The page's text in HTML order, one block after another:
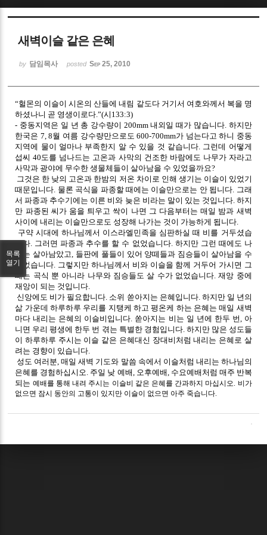
새벽이슬 같은 은혜
by 담임목사 posted Sep 25, 2010
“헐몬의 이슬이 시온의 산들에 내림 같도다 거기서 여호와께서 복을 명
하셨나니 곧 영생이로다.”(시133:3)
- 중동지역은 일 년 총 강수량이 200mm 내외일 때가 많습니다. 하지만
한국은 7, 8월 여름 강수량만으로도 600-700mm가 넘는다고 하니 중동
지역에 물이 얼마나 부족한지 알 수 있을 것 같습니다. 그런데 어떻게
섭씨 40도를 넘나드는 고온과 사막의 건조한 바람에도 나무가 자라고
사막과 광야에 무수한 생물체들이 살아남을 수 있었을까요?
그것은 한 낮의 고온과 한밤의 저온 차이로 인해 생기는 이슬이 있었기
때문입니다. 물론 곡식을 파종할 때에는 이슬만으로는 안 됩니다. 그래
서 파종과 추수기에는 이른 비와 늦은 비라는 말이 있는 것입니다. 하지
만 파종된 씨가 움을 틔우고 싹이 나면 그 다음부터는 매일 밤과 새벽
사이에 내리는 이슬만으로도 성장해 나가는 것이 가능하게 됩니다.
구약 시대에 하나님께서 이스라엘민족을 심판하실 때 비를 거두셨습
니다. 그러면 파종과 추수를 할 수 없었습니다. 하지만 그런 때에도 나
무는 살아남았고, 들판에 풀들이 있어 양떼들과 짐승들이 살아남을 수
있었습니다. 그렇지만 하나님께서 비와 이슬을 함께 거두어 가시면 그
때는 곡식 뿐 아니라 나무와 짐승들도 살 수가 없었습니다. 재앙 중에
재앙이 되는 것입니다.
신앙에도 비가 필요합니다. 소위 쏟아지는 은혜입니다. 하지만 일 년의
삶 가운데 하루하루 우리를 지탱케 하고 평온케 하는 은혜는 매일 새벽
마다 내리는 은혜의 이슬비입니다. 쏟아지는 비는 일 년에 한두 번, 아
니면 우리 평생에 한두 번 겪는 특별한 경험입니다. 하지만 많은 성도들
이 하루하루 주시는 이슬 같은 은혜대신 장대비처럼 내리는 은혜로 살
려는 경향이 있습니다.
성도 여러분, 매일 새벽 기도와 말씀 속에서 이슬처럼 내리는 하나님의
은혜를 경험하십시오. 주일 낮 예배, 오후예배, 수요예배처럼 매주 반복
되는 예배를 통해 내려 주시는 이슬비 같은 은혜를 간과하지 마십시오. 비가
없으면 잠시 동안의 고통이 있지만 이슬이 없으면 아주 죽습니다.
목록
열기
Sketchbook5, 스케치북5
Sketchbook5, 스케치북5